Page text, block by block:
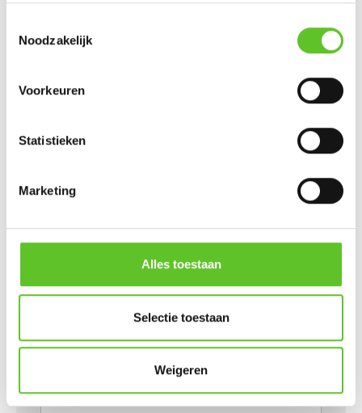
Noodzakelijk
Voorkeuren
Statistieken
Marketing
Alles toestaan
Selectie toestaan
Weigeren
SINT-JANS-MOLENBEEK,
BASISSCHOOL ST-ALBERT,
Reacties:
Laat hier jouw reactie
achter: